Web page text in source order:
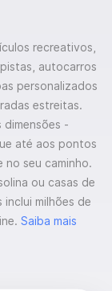
recreativos,
autocarros
personalizados
estreitas.
dimensões -
até aos pontos
no seu caminho.
ou casas de
milhões de
Saiba mais